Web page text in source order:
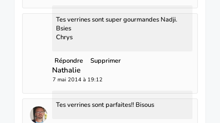
Tes verrines sont super gourmandes Nadji.
Bsies
Chrys
Répondre Supprimer
Nathalie
7 mai 2014 à 19:12
Tes verrines sont parfaites!! Bisous